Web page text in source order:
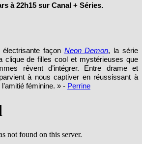
à 22h15 sur Canal + Séries.
façon Neon Demon, la série
clique de filles cool et mystérieuses que
rêvent d’intégrer. Entre drame et
parvient à nous captiver en réussissant à
féminine. » - Perrine